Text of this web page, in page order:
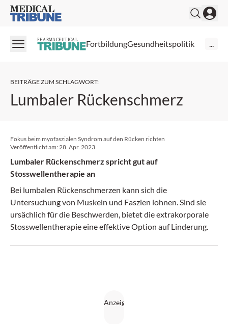
Medical Tribune
PHARMACEUTICAL FortbildungGesundheitspolitik ...
BEITRÄGE ZUM SCHLAGWORT:
Lumbaler Rückenschmerz
Fokus beim myofaszialen Syndrom auf den Rücken richten
Veröffentlicht am: 28. Apr. 2023
Lumbaler Rückenschmerz spricht gut auf
Stosswellentherapie an
Bei lumbalen Rückenschmerzen kann sich die
Untersuchung von Muskeln und Faszien lohnen. Sind sie
ursächlich für die Beschwerden, bietet die extrakorporale
Stosswellentherapie eine effektive Option auf Linderung.